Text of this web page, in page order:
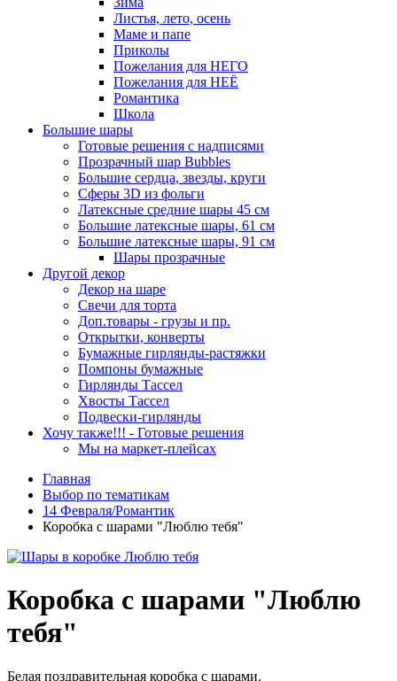
Листья, лето, осень
Маме и папе
Приколы
Пожелания для НЕГО
Пожелания для НЕЁ
Романтика
Школа
Большие шары
Готовые решения с надписями
Прозрачный шар Bubbles
Большие сердца, звезды, круги
Сферы 3D из фольги
Латексные средние шары 45 см
Большие латексные шары, 61 см
Большие латексные шары, 91 см
Шары прозрачные
Другой декор
Декор на шаре
Свечи для торта
Доп.товары - грузы и пр.
Открытки, конверты
Бумажные гирлянды-растяжки
Помпоны бумажные
Гирлянды Тассел
Хвосты Тассел
Подвески-гирлянды
Хочу также!!! - Готовые решения
Мы на маркет-плейсах
Главная
Выбор по тематикам
14 Февраля/Романтик
Коробка с шарами "Люблю тебя"
Коробка с шарами "Люблю
тебя"
Белая поздравительная коробка с шарами.